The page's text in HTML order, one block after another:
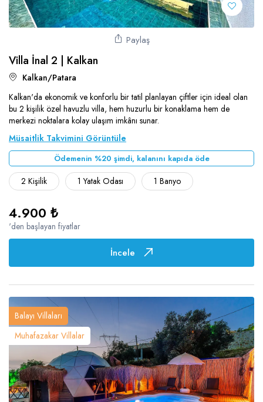
Ulugöl
Yalı
Yeşilköy
Söğüt
Muhafazakar Villalar
Saunalı Villalar
Sonsuzluk Havuzlu Villalar
Ultra Lüks Villalar
Paylaş
Villa İnal 2 | Kalkan
Kalkan/Patara
Kalkan'da ekonomik ve konforlu bir tatil planlayan çiftler için ideal olan
bu 2 kişilik özel havuzlu villa, hem huzurlu bir konaklama hem de
merkezi noktalara kolay ulaşım imkânı sunar.
Müsaitlik Takvimini Görüntüle
Ödemenin %20 şimdi, kalanını kapıda öde
2 Kişilik 1 Yatak Odası 1 Banyo
4.900 ₺
'den başlayan fiyatlar
İncele
Balayı Villaları
Muhafazakar Villalar